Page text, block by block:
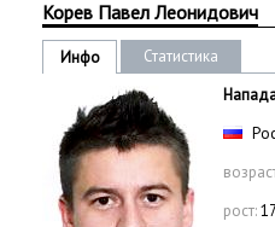
Корев Павел Леонидович
Инфо
Статистика
рост: